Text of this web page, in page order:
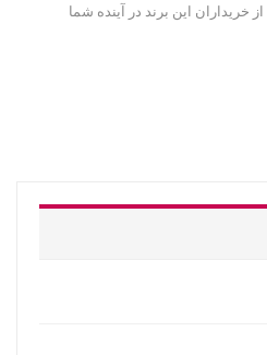
خریداران این برند در آینده شما